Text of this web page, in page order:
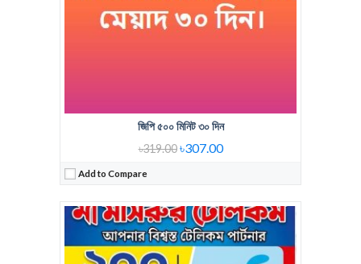
জিপি ৫০০ মিনিট ৩০ দিন
৳319.00৳307.00
Add to Compare
Regular Price:348 Tk 550 Minute
Voice Minute:550 Minute